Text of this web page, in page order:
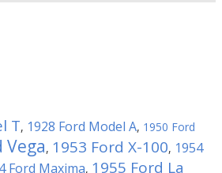
T, 1928 Ford Model A, 1950 Ford
Vega, 1953 Ford X-100, 1954
Ford Maxima, 1955 Ford La